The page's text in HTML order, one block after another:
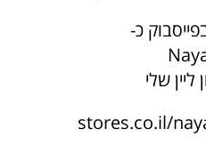
כ-
שלי
stores.co.il/